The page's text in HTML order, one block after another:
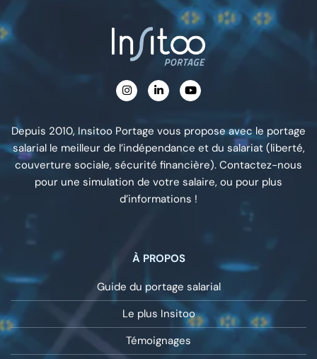
Depuis 2010, Insitoo Portage vous propose avec le portage
salarial le meilleur de l’indépendance et du salariat (liberté,
couverture sociale, sécurité financière). Contactez-nous
pour une simulation de votre salaire, ou pour plus
d’informations !
À PROPOS
Guide du portage salarial
Le plus Insitoo
Témoignages